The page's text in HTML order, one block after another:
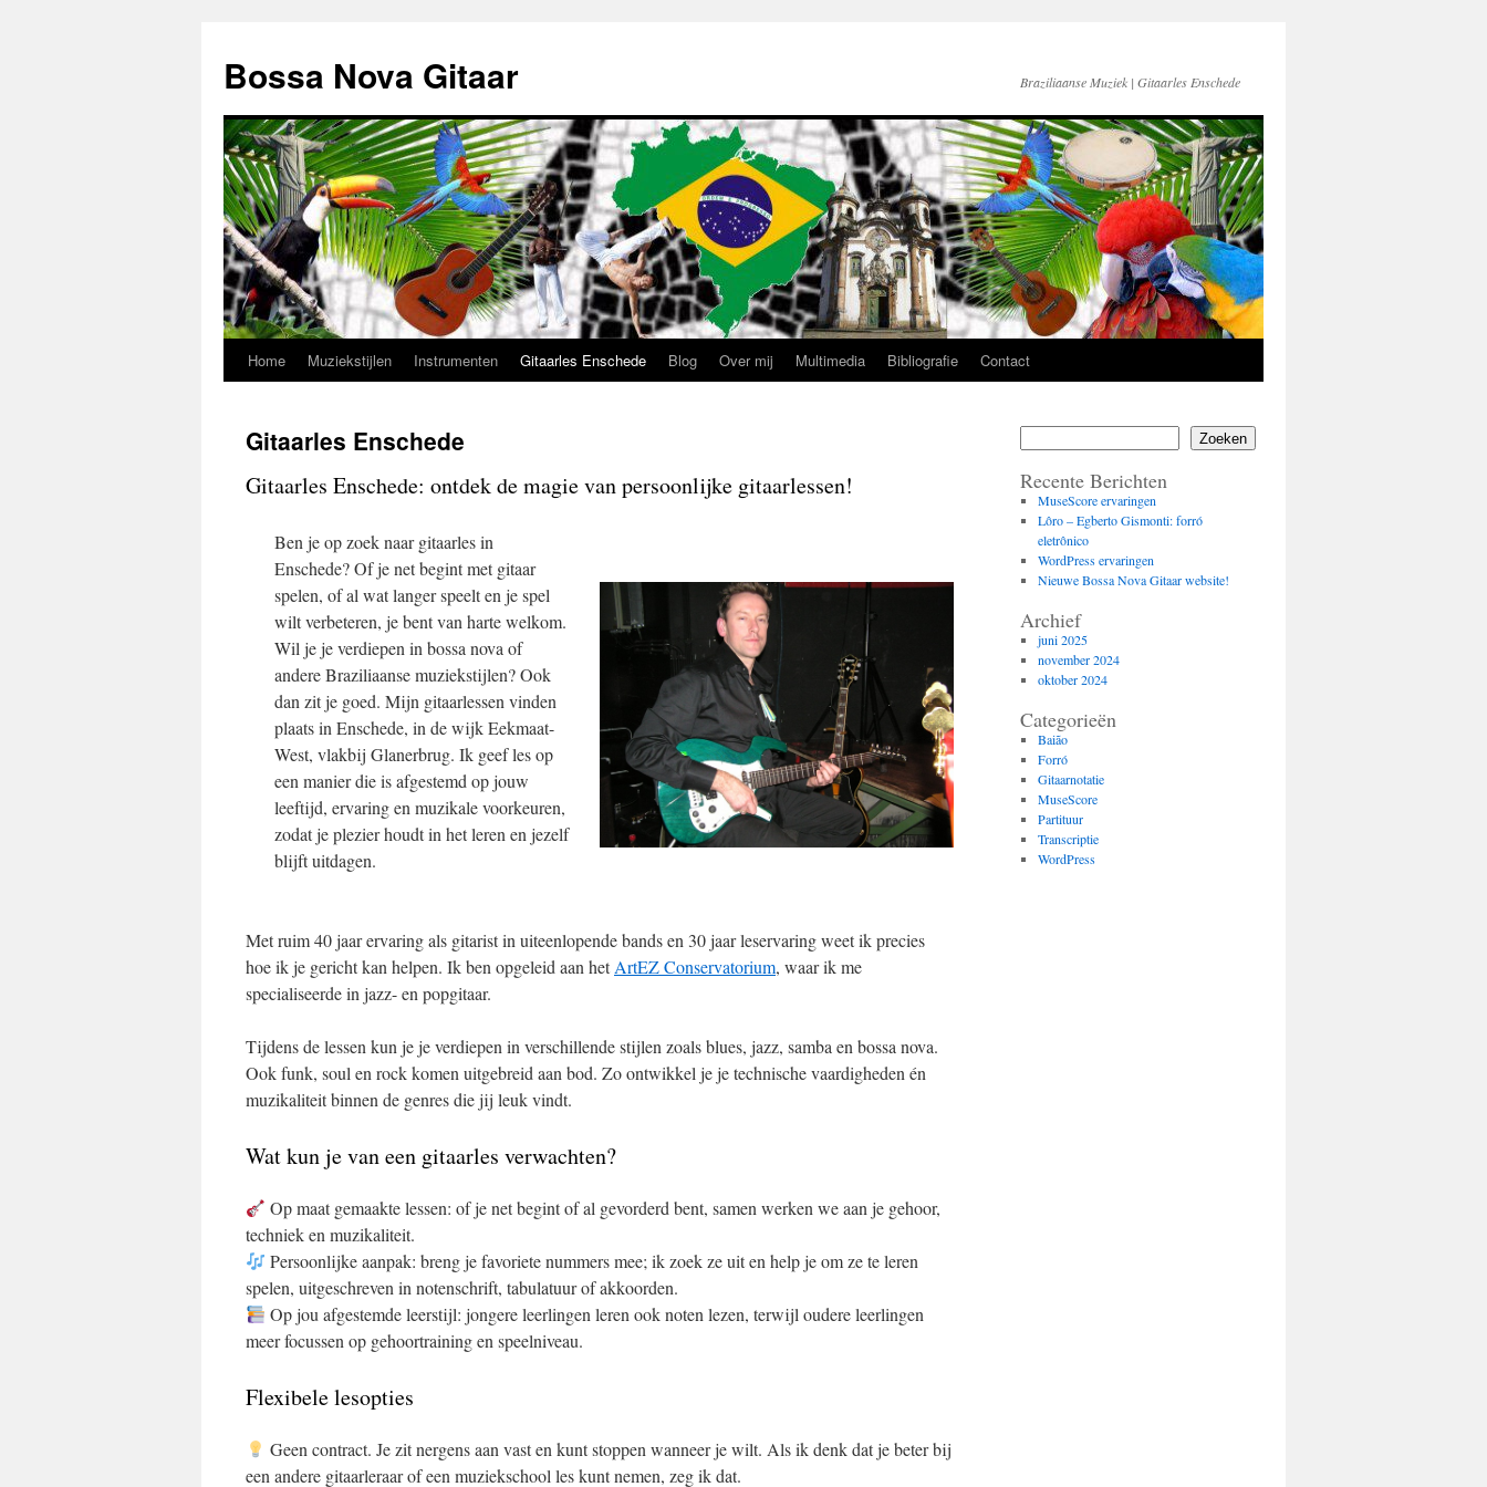
de
inhoud
Bossa Nova Gitaar Braziliaanse Muziek | Gitaarles Enschede
Home Muziekstijlen Instrumenten Gitaarles Enschede Blog Over mij Multimedia Bibliografie Contact
Gitaarles Enschede
Gitaarles Enschede: ontdek de magie van persoonlijke gitaarlessen!
Ben je op zoek naar gitaarles in
Enschede? Of je net begint met gitaar
spelen, of al wat langer speelt en je spel
wilt verbeteren, je bent van harte welkom.
Wil je je verdiepen in bossa nova of
andere Braziliaanse muziekstijlen? Ook
dan zit je goed. Mijn gitaarlessen vinden
plaats in Enschede, in de wijk Eekmaat-
West, vlakbij Glanerbrug. Ik geef les op
een manier die is afgestemd op jouw
leeftijd, ervaring en muzikale voorkeuren,
zodat je plezier houdt in het leren en jezelf
blijft uitdagen.
Met ruim 40 jaar ervaring als gitarist in uiteenlopende bands en 30 jaar leservaring weet ik precies
hoe ik je gericht kan helpen. Ik ben opgeleid aan hetArtEZ Conservatorium, waar ik me
specialiseerde in jazz- en popgitaar.
Tijdens de lessen kun je je verdiepen in verschillende stijlen zoals blues, jazz, samba en bossa nova.
Ook funk, soul en rock komen uitgebreid aan bod. Zo ontwikkel je je technische vaardigheden én
muzikaliteit binnen de genres die jij leuk vindt.
Wat kun je van een gitaarles verwachten?
Op maat gemaakte lessen: of je net begint of al gevorderd bent, samen werken we aan je gehoor,
techniek en muzikaliteit.
Persoonlijke aanpak: breng je favoriete nummers mee; ik zoek ze uit en help je om ze te leren
spelen, uitgeschreven in notenschrift, tabulatuur of akkoorden.
Op jou afgestemde leerstijl: jongere leerlingen leren ook noten lezen, terwijl oudere leerlingen
meer focussen op gehoortraining en speelniveau.
Flexibele lesopties
Geen contract. Je zit nergens aan vast en kunt stoppen wanneer je wilt. Als ik denk dat je beter bij
een andere gitaarleraar of een muziekschool les kunt nemen, zeg ik dat.
Zoeken
Recente Berichten
MuseScore ervaringen
Lôro – Egberto Gismonti: forró
eletrônico
WordPress ervaringen
Nieuwe Bossa Nova Gitaar website!
Archief
juni 2025
november 2024
oktober 2024
Categorieën
Baião
Forró
Gitaarnotatie
MuseScore
Partituur
Transcriptie
WordPress